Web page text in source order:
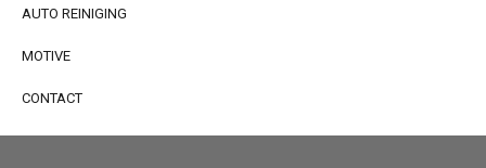
AUTO REINIGING
MOTIVE
CONTACT